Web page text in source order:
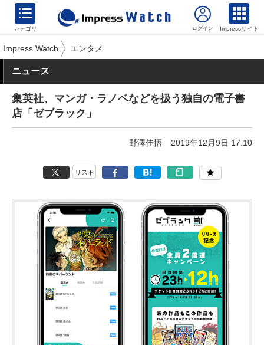
カテゴリ Impressサイト
Impress Watch エンタメ
ニュース
集英社、マンガ・ラノベなどを扱う独自の電子書
店「ゼブラック」
野澤佳悟 2019年12月9日 17:10
リスト